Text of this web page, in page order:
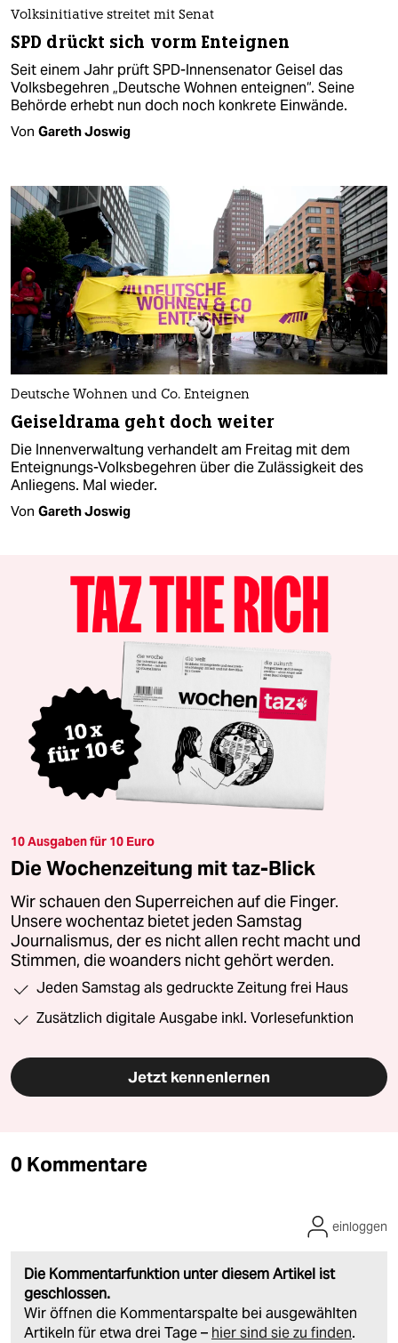
Volksinitiative streitet mit Senat
SPD drückt sich vorm Enteignen
Seit einem Jahr prüft SPD-Innensenator Geisel das
Volksbegehren „Deutsche Wohnen enteignen“. Seine
Behörde erhebt nun doch noch konkrete Einwände.
Von Gareth Joswig
Deutsche Wohnen und Co. Enteignen
Geiseldrama geht doch weiter
Die Innenverwaltung verhandelt am Freitag mit dem
Enteignungs-Volksbegehren über die Zulässigkeit des
Anliegens. Mal wieder.
Von Gareth Joswig
10 Ausgaben für 10 Euro
Die Wochenzeitung mit taz-Blick
Wir schauen den Superreichen auf die Finger.
Unsere wochentaz bietet jeden Samstag
Journalismus, der es nicht allen recht macht und
Stimmen, die woanders nicht gehört werden.
Jeden Samstag als gedruckte Zeitung frei Haus
Zusätzlich digitale Ausgabe inkl. Vorlesefunktion
Jetzt kennenlernen
0 Kommentare
Die Kommentarfunktion unter diesem Artikel ist
geschlossen.
Wir öffnen die Kommentarspalte bei ausgewählten
Artikeln für etwa drei Tage – hier sind sie zu finden.
einloggen